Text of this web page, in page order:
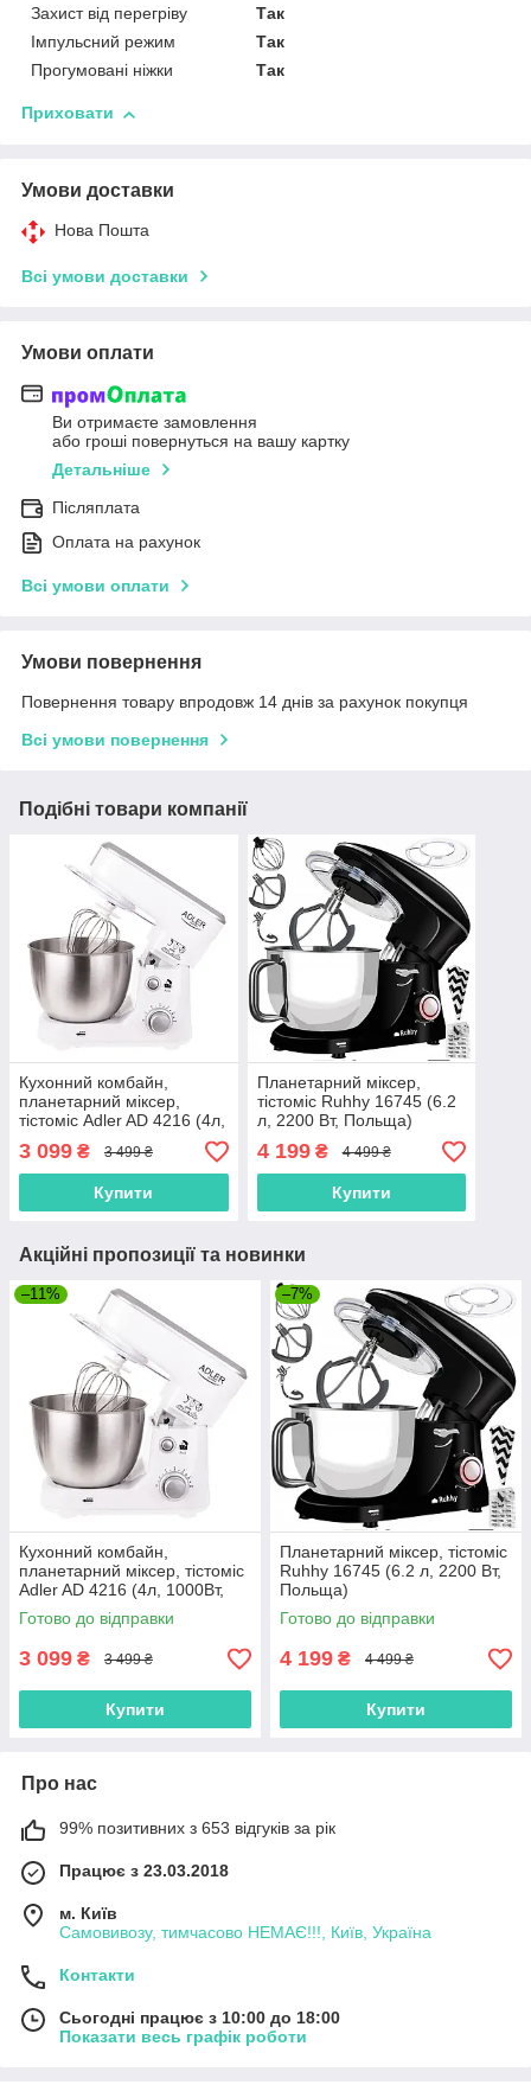
Захист від перегріву
Так
Імпульсний режим
Так
Прогумовані ніжки
Так
Приховати
Умови доставки
Нова Пошта
Всі умови доставки
Умови оплати
Ви отримаєте замовлення
або гроші повернуться на вашу картку
Детальніше
Післяплата
Оплата на рахунок
Всі умови оплати
Умови повернення
Повернення товару впродовж 14 днів за рахунок покупця
Всі умови повернення
Подібні товари компанії
Кухонний комбайн,
планетарний міксер,
тістоміс Adler AD 4216 (4л,
1000Вт, Польща)
3 099 ₴ 3 499 ₴
Купити
Планетарний міксер,
тістоміс Ruhhy 16745 (6.2
л, 2200 Вт, Польща)
4 199₴ 4 499 ₴
Купити
Акційні пропозиції та новинки
–11%
Кухонний комбайн,
планетарний міксер, тістоміс
Adler AD 4216 (4л, 1000Вт,
Польща)
Готово до відправки
3 099 ₴ 3 499 ₴
Купити
–7%
Планетарний міксер, тістоміс
Ruhhy 16745 (6.2 л, 2200 Вт,
Польща)
Готово до відправки
4 199 ₴ 4 499 ₴
Купити
Про нас
99% позитивних з 653 відгуків за рік
Працює з 23.03.2018
м. Київ
Самовивозу, тимчасово НЕМАЄ!!!, Київ, Україна
Контакти
Сьогодні працює з 10:00 до 18:00
Показати весь графік роботи